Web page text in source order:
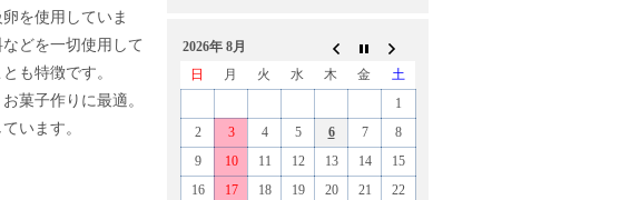
を使用していま
どを一切使用して
も特徴です。
菓子作りに最適。
います。
2026年 8月
日
月 火 水 木 金
土
1
2
3 4 5 6 7
8
9
10 11 12 13 14
15
16
17 18 19 20 21
22